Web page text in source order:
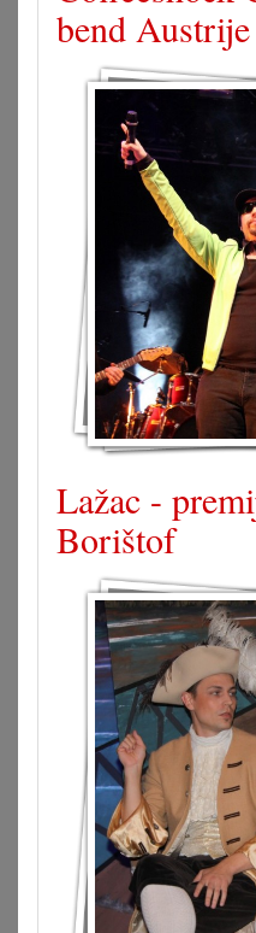
bend Austrije
Lažac -
Borištof